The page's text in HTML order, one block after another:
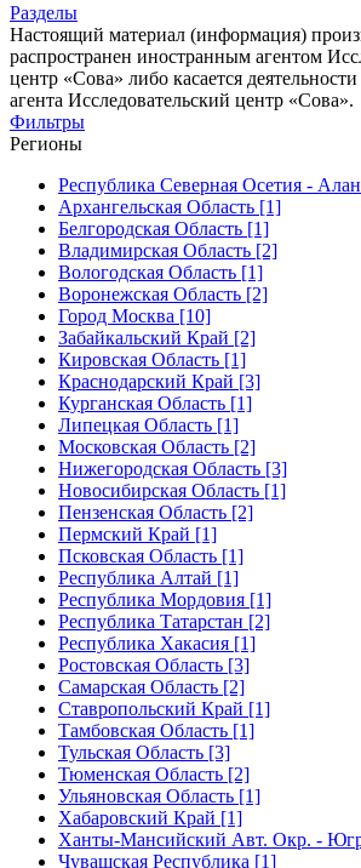
Разделы
Настоящий материал (информация)
распространен иностранным агентом
центр «Сова» либо касается
агента Исследовательский центр «Сова».
Фильтры
Регионы
Республика Северная Осетия -
Архангельская Область [1]
Белгородская Область [1]
Владимирская Область [2]
Вологодская Область [1]
Воронежская Область [2]
Город Москва [10]
Забайкальский Край [2]
Кировская Область [1]
Краснодарский Край [3]
Курганская Область [1]
Липецкая Область [1]
Московская Область [2]
Нижегородская Область [3]
Новосибирская Область [1]
Пензенская Область [2]
Пермский Край [1]
Псковская Область [1]
Республика Алтай [1]
Республика Мордовия [1]
Республика Татарстан [2]
Республика Хакасия [1]
Ростовская Область [3]
Самарская Область [2]
Ставропольский Край [1]
Тамбовская Область [1]
Тульская Область [3]
Тюменская Область [2]
Ульяновская Область [1]
Хабаровский Край [1]
Ханты-Мансийский Авт. Окр. -
Чувашская Республика [1]